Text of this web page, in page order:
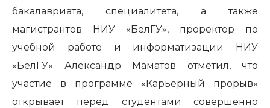
бакалавриата, специалитета, а также
магистрантов НИУ «БелГУ», проректор по
учебной работе и информатизации НИУ
«БелГУ» Александр Маматов отметил, что
участие в программе «Карьерный прорыв»
открывает перед студентами совершенно